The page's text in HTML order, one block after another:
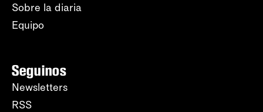
Sobre la diaria
Equipo
Seguinos
Newsletters
RSS